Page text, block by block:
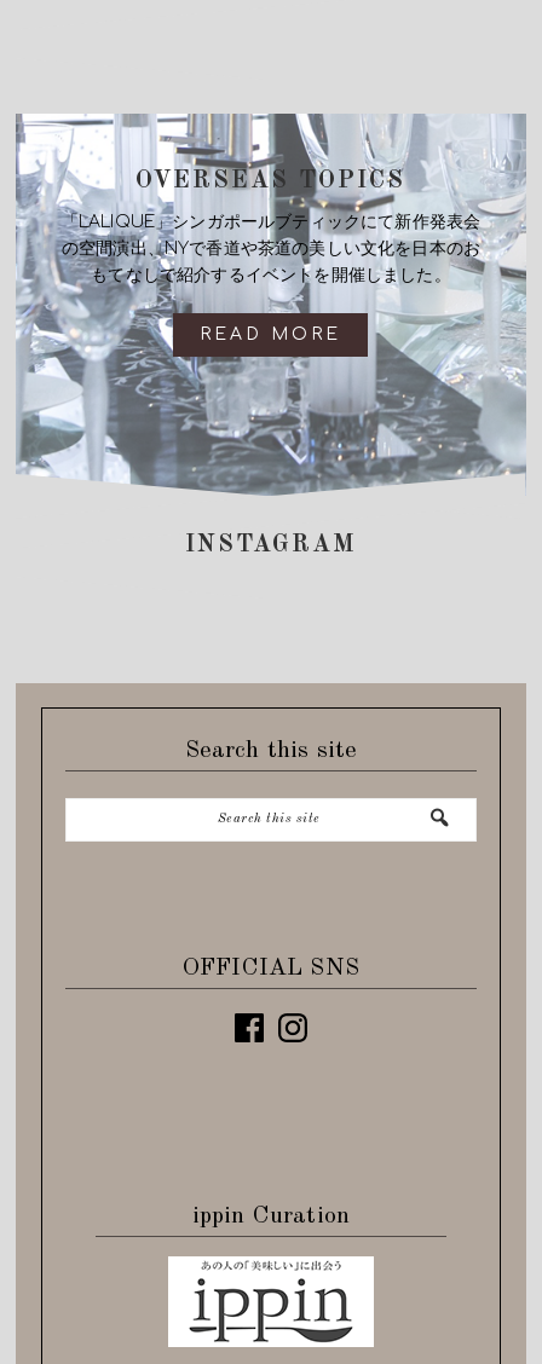
OVERSEAS TOPICS
「LALIQUE」シンガポールブティックにて新作発表会
の空間演出、NYで香道や茶道の美しい文化を日本のお
もてなしで紹介するイベントを開催しました。
READ MORE
INSTAGRAM
Search this site
OFFICIAL SNS
ippin Curation